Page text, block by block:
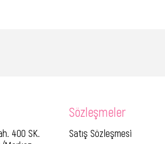
400 SK.
Sözleşmeler
Satış Sözleşmesi